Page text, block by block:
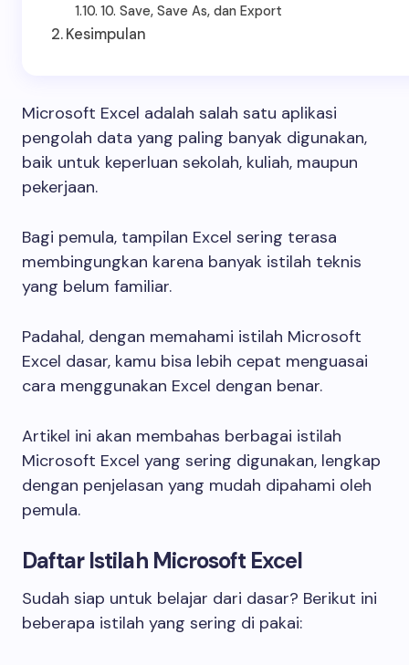
10. Save, Save As, dan Export
Kesimpulan
Microsoft Excel adalah salah satu aplikasi
pengolah data yang paling banyak digunakan,
baik untuk keperluan sekolah, kuliah, maupun
pekerjaan.
Bagi pemula, tampilan Excel sering terasa
membingungkan karena banyak istilah teknis
yang belum familiar.
Padahal, dengan memahami istilah Microsoft
Excel dasar, kamu bisa lebih cepat menguasai
cara menggunakan Excel dengan benar.
Artikel ini akan membahas berbagai istilah
Microsoft Excel yang sering digunakan, lengkap
dengan penjelasan yang mudah dipahami oleh
pemula.
Daftar Istilah Microsoft Excel
Sudah siap untuk belajar dari dasar? Berikut ini
beberapa istilah yang sering di pakai: